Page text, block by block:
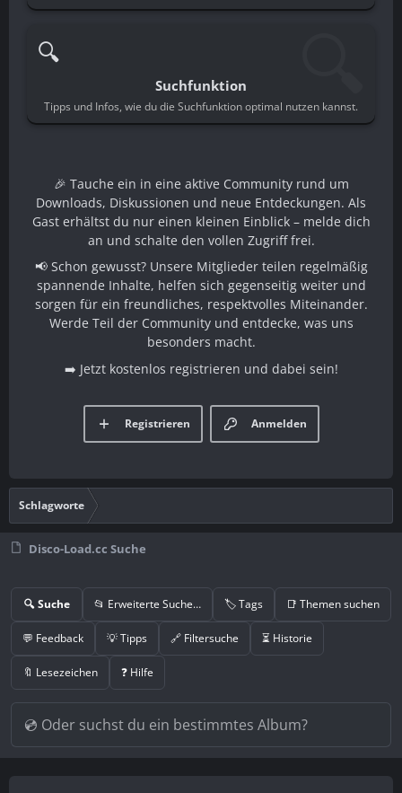
🔍
Suchfunktion
Tipps und Infos, wie du die Suchfunktion optimal nutzen kannst.
🎉 Tauche ein in eine aktive Community rund um
Downloads, Diskussionen und neue Entdeckungen. Als
Gast erhältst du nur einen kleinen Einblick – melde dich
an und schalte den vollen Zugriff frei.
📢 Schon gewusst? Unsere Mitglieder teilen regelmäßig
spannende Inhalte, helfen sich gegenseitig weiter und
sorgen für ein freundliches, respektvolles Miteinander.
Werde Teil der Community und entdecke, was uns
besonders macht.
➡️ Jetzt kostenlos registrieren und dabei sein!
Anmelden
Registrieren
Schlagworte
Disco-Load.cc Suche
🔍 Suche 📂 Erweiterte Suche… 🏷️ Tags 📑 Themen suchen
💬 Feedback 💡 Tipps 🔗 Filtersuche ⏳ Historie
🔖 Lesezeichen ❓ Hilfe